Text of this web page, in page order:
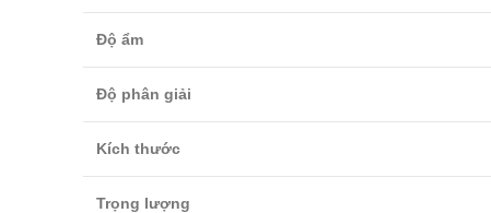
Độ ẩm
Độ phân giải
Kích thước
Trọng lượng